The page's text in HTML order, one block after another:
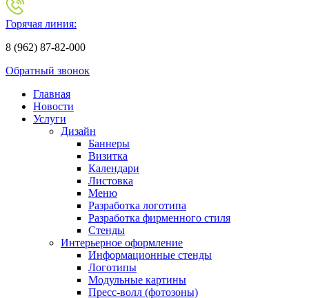
Горячая линия:
8 (962) 87-82-000
Обратный звонок
Главная
Новости
Услуги
Дизайн
Баннеры
Визитка
Календари
Листовка
Меню
Разработка логотипа
Разработка фирменного стиля
Стенды
Интерьерное оформление
Информационные стенды
Логотипы
Модульные картины
Пресс-волл (фотозоны)